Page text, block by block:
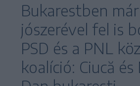
Bukarestben már
jószerével fel is
PSD és a PNL
koalíció: Ciucă